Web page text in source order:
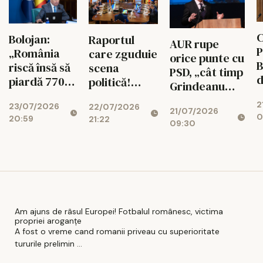
Bolojan:
„România
riscă însă să
piardă 770
de euro dacă
legea
23/07/2026
20:59
Raportul
care zguduie
scena
politică!
explică de ce
cresc
22/07/2026
21:22
AUR rupe
orice punte cu
PSD, „cât timp
Grindeanu
partidul”
21/07/2026
09:30
Am ajuns de râsul Europei! Fotbalul românesc, victima
propriei aroganțe
A fost o vreme cand romanii priveau cu superioritate
tururile prelimin ...